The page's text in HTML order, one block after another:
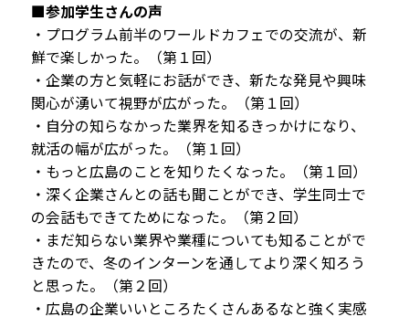
■参加学生さんの声
・プログラム前半のワールドカフェでの交流が、新
鮮で楽しかった。（第１回）
・企業の方と気軽にお話ができ、新たな発見や興味
関心が湧いて視野が広がった。（第１回）
・自分の知らなかった業界を知るきっかけになり、
就活の幅が広がった。（第１回）
・もっと広島のことを知りたくなった。（第１回）
・深く企業さんとの話も聞ことができ、学生同士で
の会話もできてためになった。（第２回）
・まだ知らない業界や業種についても知ることがで
きたので、冬のインターンを通してより深く知ろう
と思った。（第２回）
・広島の企業いいところたくさんあるなと強く実感